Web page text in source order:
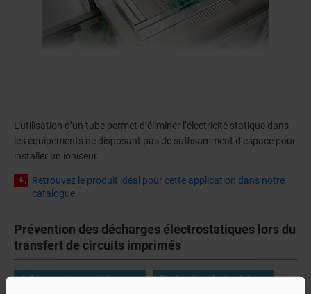
L’utilisation d’un tube permet d’éliminer l’électricité statique dans
les équipements ne disposant pas de suffisamment d’espace pour
installer un ioniseur.
Retrouvez le produit idéal pour cette application dans notre
catalogue.
Prévention des décharges électrostatiques lors du
transfert de circuits imprimés
Adhérence de corps étrangers Destruction électrostatique